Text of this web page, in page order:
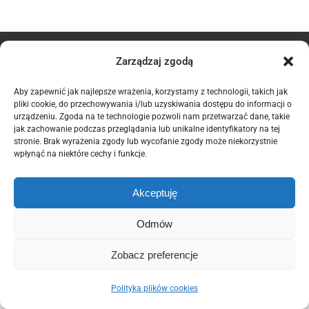
Zarządzaj zgodą
Aby zapewnić jak najlepsze wrażenia, korzystamy z technologii, takich jak
pliki cookie, do przechowywania i/lub uzyskiwania dostępu do informacji o
urządzeniu. Zgoda na te technologie pozwoli nam przetwarzać dane, takie
jak zachowanie podczas przeglądania lub unikalne identyfikatory na tej
stronie. Brak wyrażenia zgody lub wycofanie zgody może niekorzystnie
wpłynąć na niektóre cechy i funkcje.
Akceptuję
Odmów
Zobacz preferencje
Polityka plików cookies
2026 | POZELM | All Rights Reserved. |
Polityka
This site is protected by reCAPTCHA and the GooglePrivacy Policy
andTerms of Serviceapply.
Facebook
Domintell